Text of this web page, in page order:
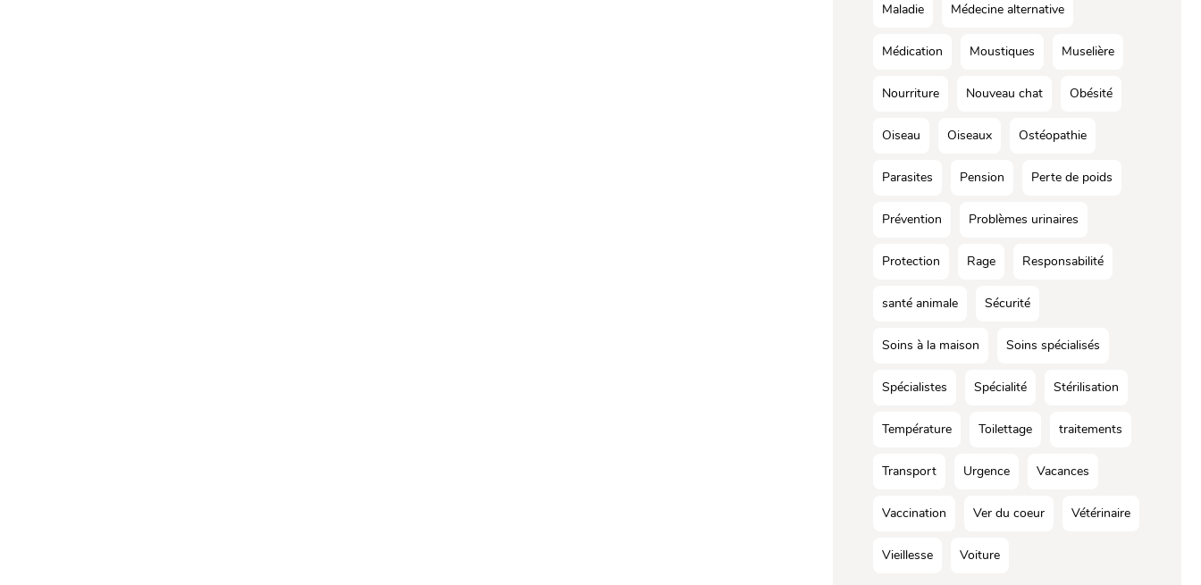
Maladie Médecine alternative
Médication Moustiques Muselière
Nourriture Nouveau chat Obésité
Oiseau Oiseaux Ostéopathie
Parasites Pension Perte de poids
Prévention Problèmes urinaires
Protection Rage Responsabilité
santé animale Sécurité
Soins à la maison Soins spécialisés
Spécialistes Spécialité Stérilisation
Température Toilettage traitements
Transport Urgence Vacances
Vaccination Ver du coeur Vétérinaire
Vieillesse Voiture